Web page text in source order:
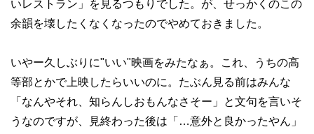
いレストラン」を見るつもりでした。が、せっかくのこの
余韻を壊したくなくなったのでやめておきました。
いやー久しぶりに"いい"映画をみたなぁ。これ、うちの高
等部とかで上映したらいいのに。たぶん見る前はみんな
「なんやそれ、知らんしおもんなさそー」と文句を言いそ
うなのですが、見終わった後は「…意外と良かったやん」